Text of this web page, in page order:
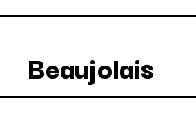
Beaujolais